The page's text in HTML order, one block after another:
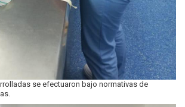
se efectuaron bajo normativas de